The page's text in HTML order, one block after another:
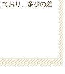
おり、多少の差